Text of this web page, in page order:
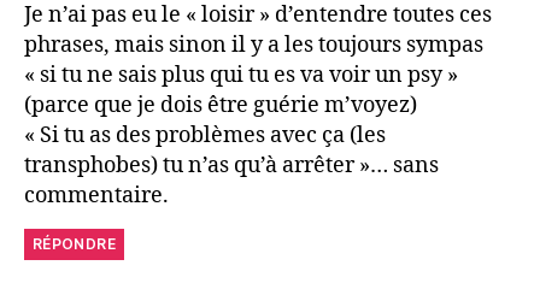
Je n’ai pas eu le « loisir » d’entendre toutes ces
phrases, mais sinon il y a les toujours sympas
« si tu ne sais plus qui tu es va voir un psy »
(parce que je dois être guérie m’voyez)
« Si tu as des problèmes avec ça (les
transphobes) tu n’as qu’à arrêter »… sans
commentaire.
RÉPONDRE